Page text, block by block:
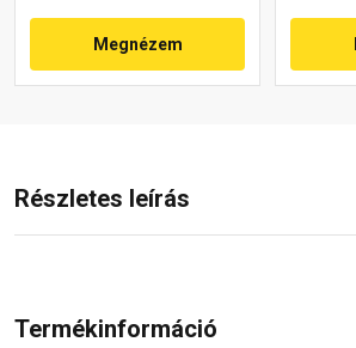
Megnézem
Részletes leírás
Termékinformáció